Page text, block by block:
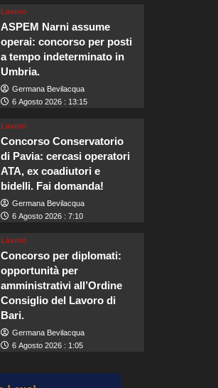
Lavoro
ASPEM Narni assume
operai: concorso per posti
a tempo indeterminato in
Umbria.
Germana Bevilacqua
6 Agosto 2026 : 13:15
Lavoro
Concorso Conservatorio
di Pavia: cercasi operatori
ATA, ex coadiutori e
bidelli. Fai domanda!
Germana Bevilacqua
6 Agosto 2026 : 7:10
Lavoro
Concorso per diplomati:
opportunità per
amministrativi all’Ordine
Consiglio del Lavoro di
Bari.
Germana Bevilacqua
6 Agosto 2026 : 1:05